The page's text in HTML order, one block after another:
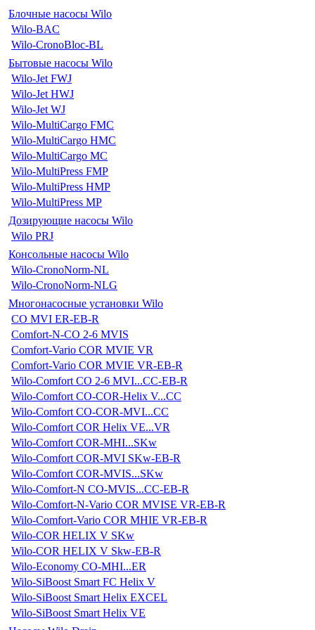
Блочные насосы Wilo
Wilo-BAC
Wilo-CronoBloc-BL
Бытовые насосы Wilo
Wilo-Jet FWJ
Wilo-Jet HWJ
Wilo-Jet WJ
Wilo-MultiCargo FMC
Wilo-MultiCargo HMC
Wilo-MultiCargo MC
Wilo-MultiPress FMP
Wilo-MultiPress HMP
Wilo-MultiPress MP
Дозирующие насосы Wilo
Wilo PRJ
Консольные насосы Wilo
Wilo-CronoNorm-NL
Wilo-CronoNorm-NLG
Многонасосные установки Wilo
CO MVI ER-EB-R
Comfort-N-CO 2-6 MVIS
Comfort-Vario COR MVIE VR
Comfort-Vario COR MVIE VR-EB-R
Wilo-Comfort CO 2-6 MVI...CC-EB-R
Wilo-Comfort CO-COR-Helix V...CC
Wilo-Comfort CO-COR-MVI...CC
Wilo-Comfort COR Helix VE...VR
Wilo-Comfort COR-MHI...SKw
Wilo-Comfort COR-MVI SKw-EB-R
Wilo-Comfort COR-MVIS...SKw
Wilo-Comfort-N CO-MVIS...CC-EB-R
Wilo-Comfort-N-Vario COR MVISE VR-EB-R
Wilo-Comfort-Vario COR MHIE VR-EB-R
Wilo-COR HELIX V SKw
Wilo-COR HELIX V Skw-EB-R
Wilo-Economy CO-MHI...ER
Wilo-SiBoost Smart FC Helix V
Wilo-SiBoost Smart Helix EXCEL
Wilo-SiBoost Smart Helix VE